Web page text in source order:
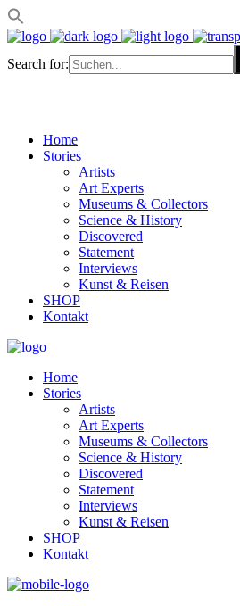
Search for:
Home
Stories
Artists
Art Experts
Museums & Collectors
Science & History
Discovered
Statement
Interviews
Kunst & Reisen
SHOP
Kontakt
Home
Stories
Artists
Art Experts
Museums & Collectors
Science & History
Discovered
Statement
Interviews
Kunst & Reisen
SHOP
Kontakt